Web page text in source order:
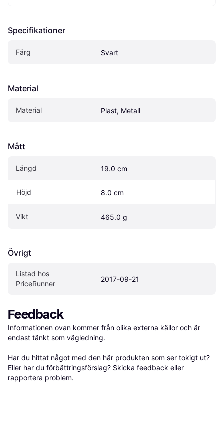
Specifikationer
Färg Svart
Material
Material Plast, Metall
Mått
Längd 19.0 cm
Höjd 8.0 cm
Vikt 465.0 g
Övrigt
Listad hos
PriceRunner
2017-09-21
Feedback
Informationen ovan kommer från olika externa källor och är
endast tänkt som vägledning.
Har du hittat något med den här produkten som ser tokigt ut?
Eller har du förbättringsförslag? Skicka feedback eller
rapportera problem.